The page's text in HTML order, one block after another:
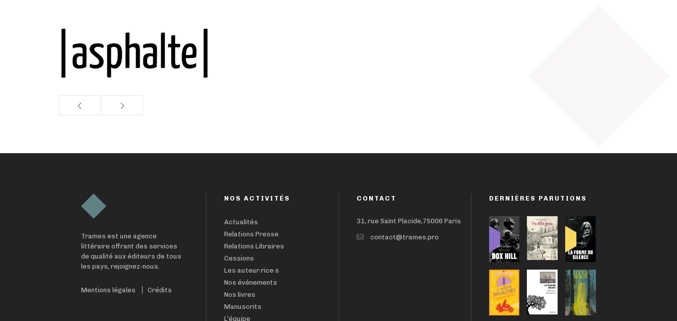
Trames est une agence
littéraire offrant des services
de qualité aux éditeurs de tous
les pays, rejoignez-nous.
Mentions légales Crédits
NOS ACTIVITÉS
Actualités
Relations Presse
Relations Libraires
Cessions
Les auteur·rice·s
Nos événements
Nos livres
Manuscrits
L’équipe
CONTACT
31, rue Saint Placide,75006 Paris
contact@trames.pro
DERNIÈRES PARUTIONS